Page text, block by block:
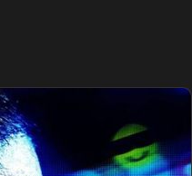
مؤثرون.. ضحايا الشهرة